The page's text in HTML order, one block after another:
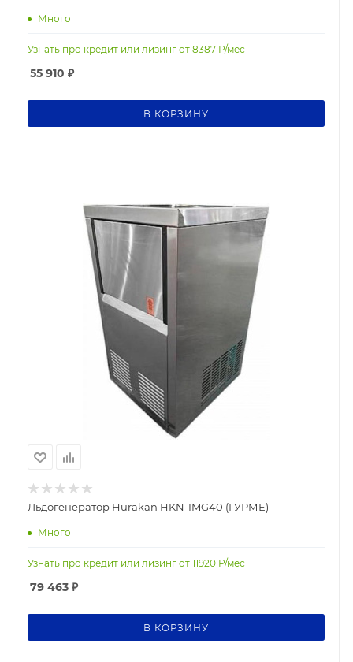
Много
Узнать про кредит или лизинг от 8387 Р/мес
55 910 ₽
В КОРЗИНУ
Льдогенератор Hurakan HKN-IMG40 (ГУРМЕ)
Много
Узнать про кредит или лизинг от 11920 Р/мес
79 463 ₽
В КОРЗИНУ